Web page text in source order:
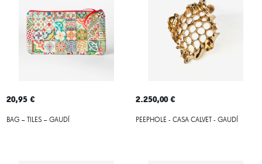
20,95 €
BAG – TILES – GAUDÍ
2.250,00 €
PEEPHOLE - CASA CALVET - GAUDÍ